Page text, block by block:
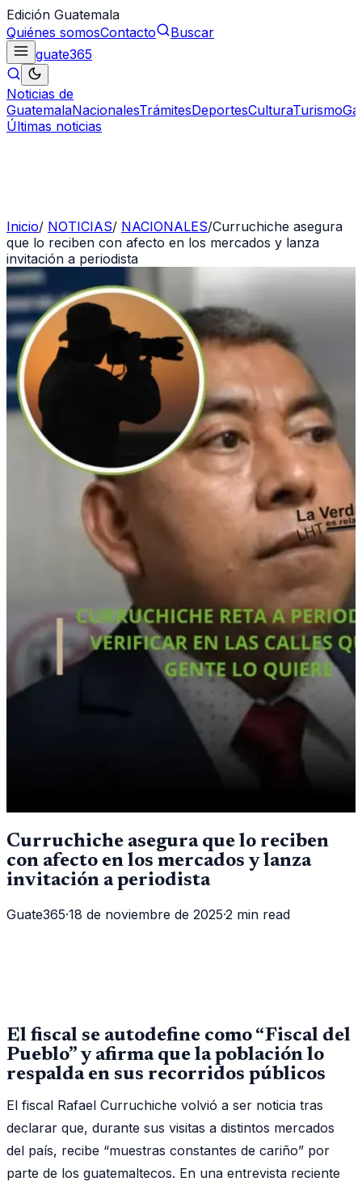
Edición Guatemala
Quiénes somosContacto
Buscar
guate365
Noticias de
GuatemalaNacionalesTrámitesDeportesCulturaTurismo
Últimas noticias
Inicio/ NOTICIAS/ NACIONALES/Curruchiche asegura
que lo reciben con afecto en los mercados y lanza
invitación a periodista
Curruchiche asegura que lo reciben
con afecto en los mercados y lanza
invitación a periodista
Guate365·18 de noviembre de 2025·2 min read
El fiscal se autodefine como “Fiscal del
Pueblo” y afirma que la población lo
respalda en sus recorridos públicos
El fiscal Rafael Curruchiche volvió a ser noticia tras
declarar que, durante sus visitas a distintos mercados
del país, recibe “muestras constantes de cariño” por
parte de los guatemaltecos. En una entrevista reciente